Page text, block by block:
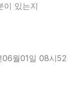
이 있는지
06월01일 08시52